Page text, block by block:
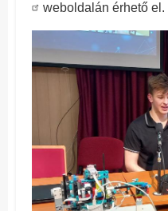
weboldalán érhető el.